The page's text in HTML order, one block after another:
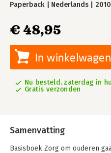
Paperback Nederlands 2010
€ 48,95
In winkelwagen
Nu besteld, zaterdag in
Gratis verzonden
Samenvatting
Basisboek Zorg om ouderen